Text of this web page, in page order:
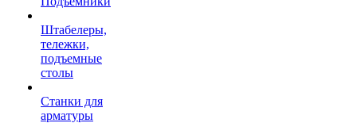
Штабелеры,
тележки,
подъемные
столы
Станки для
арматуры